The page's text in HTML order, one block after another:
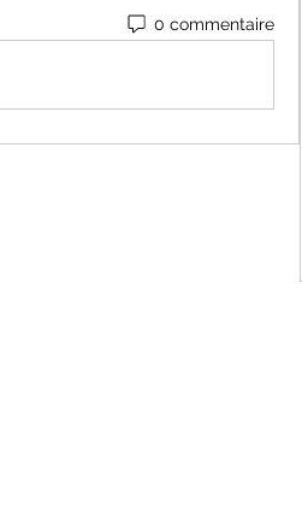
0 commentaire